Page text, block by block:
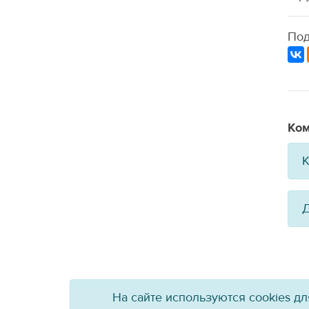
На сайте используются cookies